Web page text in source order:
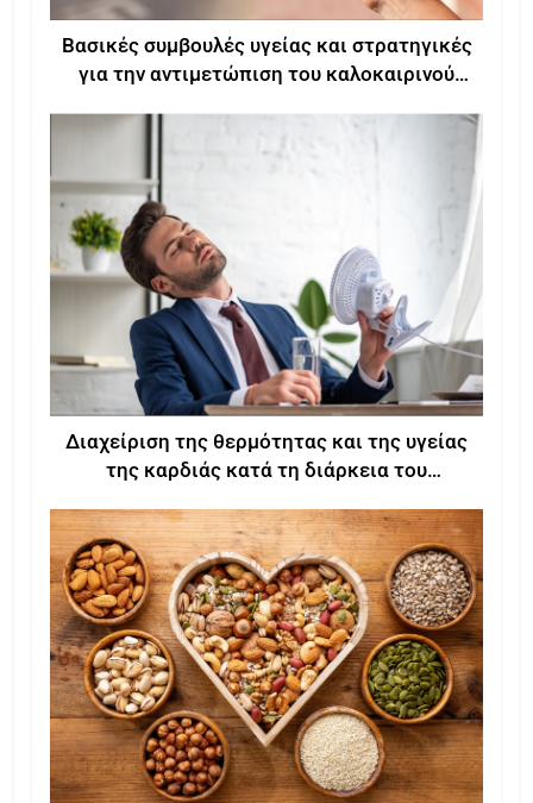
Βασικές συμβουλές υγείας και στρατηγικές
για την αντιμετώπιση του καλοκαιρινού
Διαχείριση της θερμότητας και της υγείας
της καρδιάς κατά τη διάρκεια του